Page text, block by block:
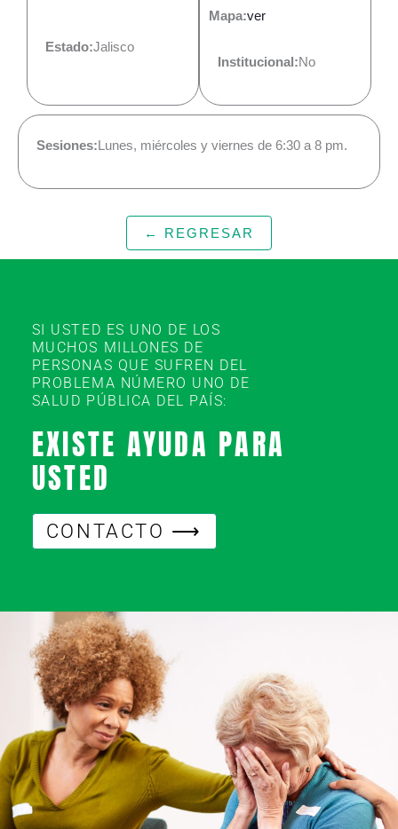
Estado:Jalisco
Mapa:ver
Institucional:No
Sesiones:Lunes, miércoles y viernes de 6:30 a 8 pm.
← REGRESAR
SI USTED ES UNO DE LOS
MUCHOS MILLONES DE
PERSONAS QUE SUFREN DEL
PROBLEMA NÚMERO UNO DE
SALUD PÚBLICA DEL PAÍS:
EXISTE AYUDA PARA
USTED
CONTACTO ⟶